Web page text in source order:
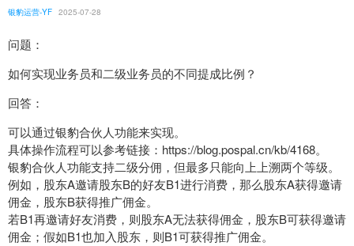
银豹运营-YF 2025-07-28
问题：
如何实现业务员和二级业务员的不同提成比例？
回答：
可以通过银豹合伙人功能来实现。
具体操作流程可以参考链接：https://blog.pospal.cn/kb/4168。
银豹合伙人功能支持二级分佣，但最多只能向上上溯两个等级。
例如，股东A邀请股东B的好友B1进行消费，那么股东A获得邀请
佣金，股东B获得推广佣金。
若B1再邀请好友消费，则股东A无法获得佣金，股东B可获得邀请
佣金；假如B1也加入股东，则B1可获得推广佣金。